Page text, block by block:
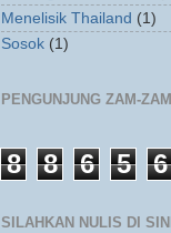
Menelisik Thailand (1)
Sosok (1)
PENGUNJUNG ZAM-ZAM
8 8 6 5 6
SILAHKAN NULIS DI SINI